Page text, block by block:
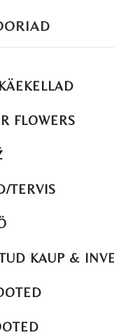
FLOWERS
TERVIS
KAUP &